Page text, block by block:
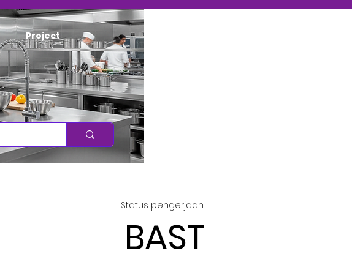
Project
Status pengerjaan
BAST